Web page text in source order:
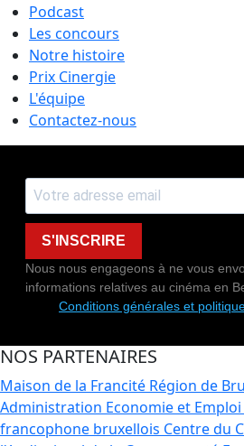
Podcast
Les concours
Notre histoire
Prix Cinergie
L'équipe
Contactez-nous
S'INSCRIRE
Nous nous engageons à ne vous
informations relatives au cinéma en
Conditions générales et
NOS PARTENAIRES
Maison de la Francité Région de
Administration Economie et Emploi
francophone bruxellois Centre du